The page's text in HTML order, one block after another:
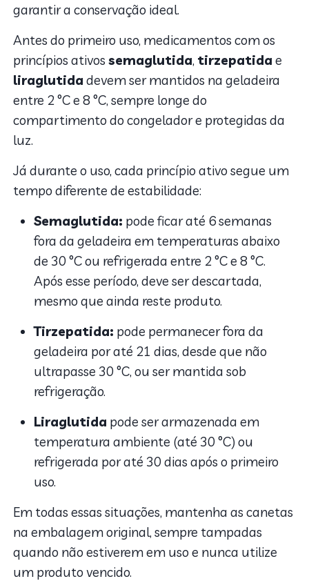
garantir a conservação ideal.
Antes do primeiro uso, medicamentos com os
princípios ativossemaglutida, tirzepatida e
liraglutida devem ser mantidos na geladeira
entre 2 °C e 8 °C, sempre longe do
compartimento do congelador e protegidas da
luz.
Já durante o uso, cada princípio ativo segue um
tempo diferente de estabilidade:
Semaglutida: pode ficar até 6 semanas
fora da geladeira em temperaturas abaixo
de 30 °C ou refrigerada entre 2 °C e 8 °C.
Após esse período, deve ser descartada,
mesmo que ainda reste produto.
Tirzepatida: pode permanecer fora da
geladeira por até 21 dias, desde que não
ultrapasse 30 °C, ou ser mantida sob
refrigeração.
Liraglutida pode ser armazenada em
temperatura ambiente (até 30 °C) ou
refrigerada por até 30 dias após o primeiro
uso.
Em todas essas situações, mantenha as canetas
na embalagem original, sempre tampadas
quando não estiverem em uso e nunca utilize
um produto vencido.